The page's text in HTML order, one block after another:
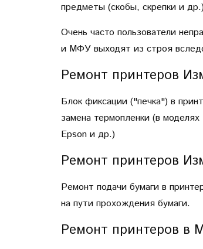
предметы (скобы, скрепки и
Очень часто пользователи
и МФУ выходят из строя
Ремонт принтеров
Блок фиксации ("печка") в
замена термопленки (в
Epson и др.)
Ремонт принтеров
Ремонт подачи бумаги в
на пути прохождения бумаги.
Ремонт принтеров в